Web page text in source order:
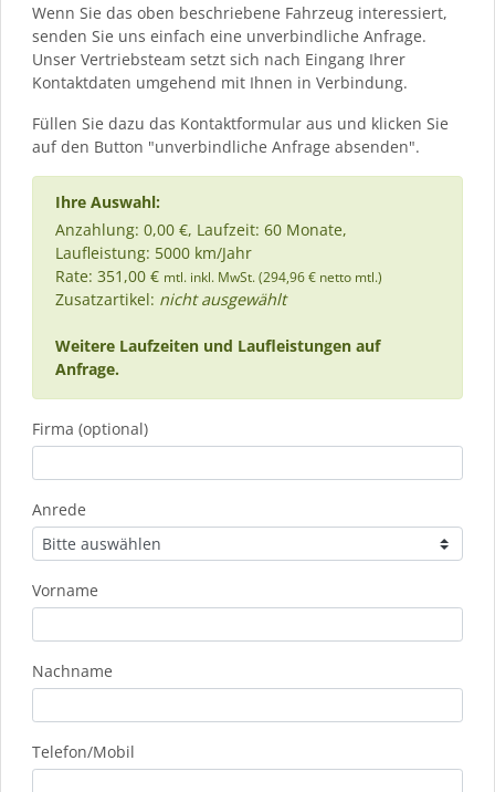
Wenn Sie das oben beschriebene Fahrzeug interessiert,
senden Sie uns einfach eine unverbindliche Anfrage.
Unser Vertriebsteam setzt sich nach Eingang Ihrer
Kontaktdaten umgehend mit Ihnen in Verbindung.
Füllen Sie dazu das Kontaktformular aus und klicken Sie
auf den Button "unverbindliche Anfrage absenden".
Ihre Auswahl:
Anzahlung: 0,00 €, Laufzeit: 60 Monate,
Laufleistung: 5000 km/Jahr
Rate: 351,00 € mtl. inkl. MwSt. (294,96 € netto mtl.)
Zusatzartikel: nicht ausgewählt
Weitere Laufzeiten und Laufleistungen auf
Anfrage.
Firma (optional)
Anrede
Vorname
Nachname
Telefon/Mobil